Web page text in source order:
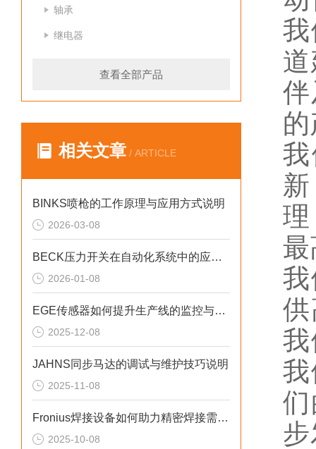
轴承
继电器
查看全部产品
相关文章 / ARTICLE
BINKS喷枪的工作原理与应用方式说明
2026-03-08
BECK压力开关在自动化系统中的应用说明
2026-01-08
EGE传感器如何提升生产线的监控与管理效率？
2025-12-08
JAHNS同步马达的调试与维护技巧说明
2025-11-08
Fronius焊接设备如何助力精密焊接需求？
2025-10-08
最